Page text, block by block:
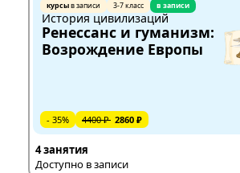
курсыв записи 3-7 класс в записи
История цивилизаций
Ренессанс и гуманизм:
Возрождение Европы
- 35% 4400 ₽ 2860 ₽
4 занятия
Доступно в записи